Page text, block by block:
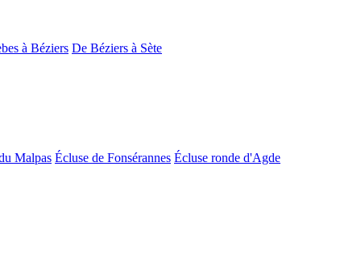
à Béziers De Béziers à Sète
Malpas Écluse de Fonsérannes Écluse ronde d'Agde